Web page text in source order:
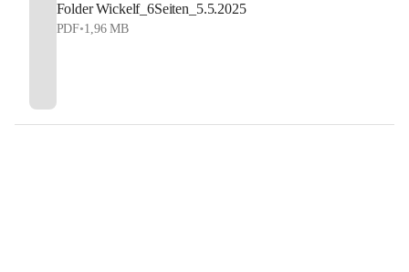
Folder Wickelf_6Seiten_5.5.2025
PDF•1,96 MB